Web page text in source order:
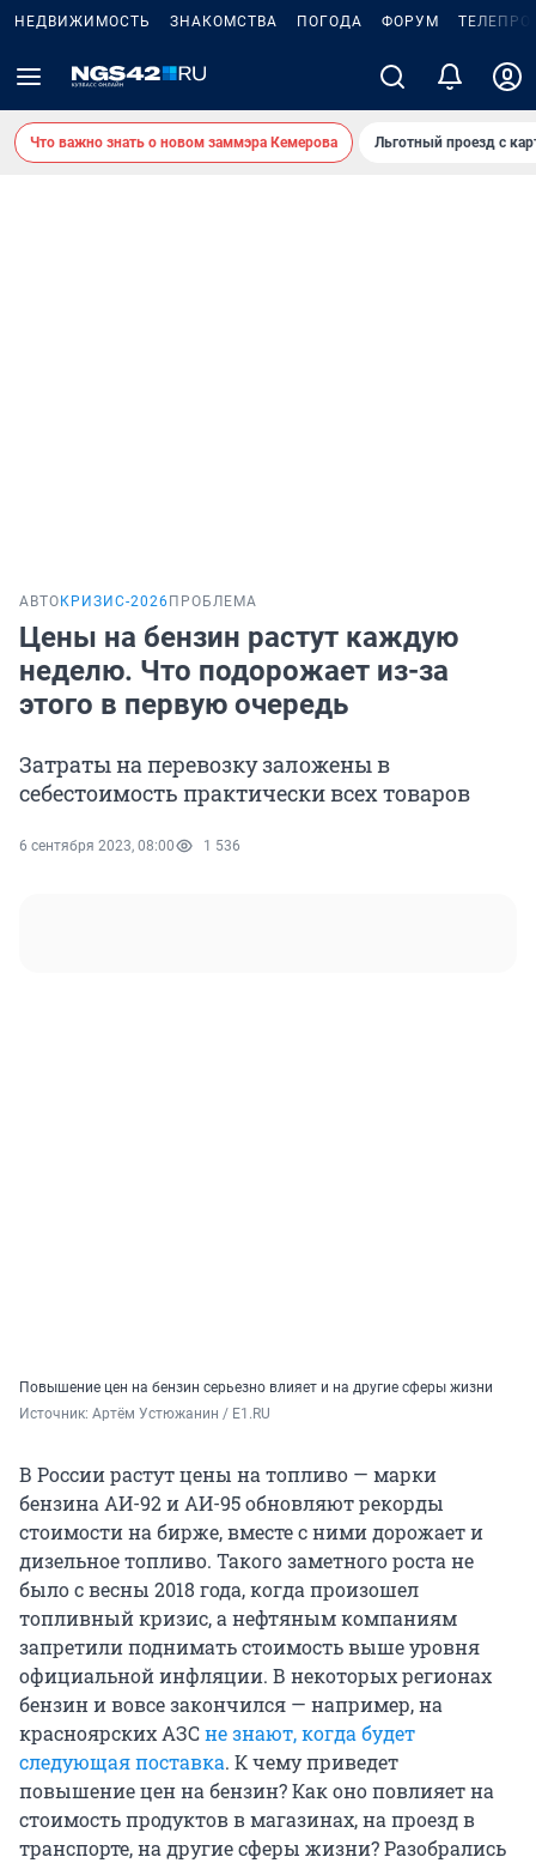
НЕДВИЖИМОСТЬ ЗНАКОМСТВА ПОГОДА ФОРУМ
Что важно знать о новом заммэра Кемерова Льготный проезд с
АВТО КРИЗИС-2026 ПРОБЛЕМА
Цены на бензин растут каждую
неделю. Что подорожает из-за
этого в первую очередь
Затраты на перевозку заложены в
себестоимость практически всех товаров
6 сентября 2023, 08:00 1 536
Повышение цен на бензин серьезно влияет и на другие сферы жизни
Источник: Артём Устюжанин / E1.RU
В России растут цены на топливо — марки
бензина АИ-92 и АИ-95 обновляют рекорды
стоимости на бирже, вместе с ними дорожает и
дизельное топливо. Такого заметного роста не
было с весны 2018 года, когда произошел
топливный кризис, а нефтяным компаниям
запретили поднимать стоимость выше уровня
официальной инфляции. В некоторых регионах
бензин и вовсе закончился — например, на
красноярских АЗСне знают, когда будет
следующая поставка. К чему приведет
повышение цен на бензин? Как оно повлияет на
стоимость продуктов в магазинах, на проезд в
транспорте, на другие сферы жизни? Разобрались